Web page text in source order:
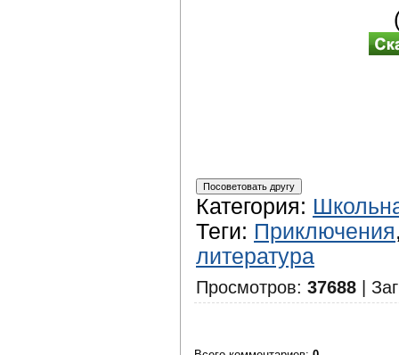
Категория:
Теги: Приключения
литература
Просмотров: 37688